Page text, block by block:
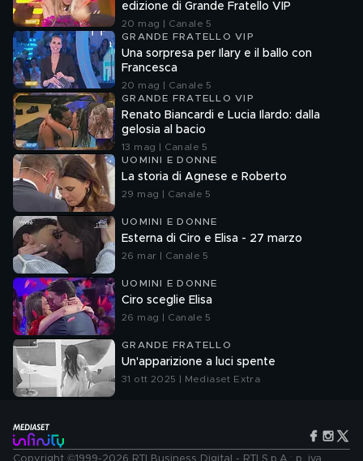
edizione di Grande Fratello VIP
20 mag | Canale 5
GRANDE FRATELLO VIP
Una sorpresa per Ilary e il ballo con
Francesca
20 mag | Canale 5
GRANDE FRATELLO VIP
Renato Biancardi e Lucia Ilardo: dalla
gelosia al bacio
13 mag | Canale 5
UOMINI E DONNE
La storia di Agnese e Roberto
29 mag | Canale 5
UOMINI E DONNE
Esterna di Ciro e Elisa - 27 marzo
26 mar | Canale 5
UOMINI E DONNE
Ciro sceglie Elisa
26 mag | Canale 5
GRANDE FRATELLO
Un'apparizione a luci spente
31 ott 2025 | Mediaset Extra